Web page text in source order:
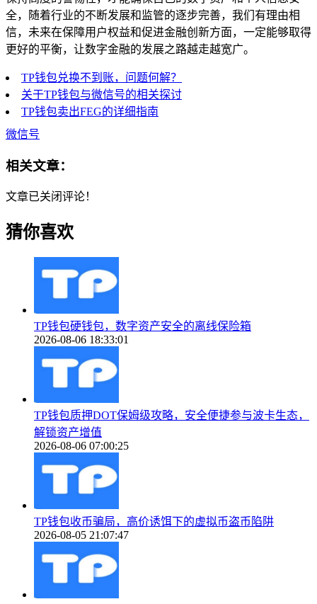
全，随着行业的不断发展和监管的逐步完善，我们有理由相
信，未来在保障用户权益和促进金融创新方面，一定能够取得
更好的平衡，让数字金融的发展之路越走越宽广。
TP钱包兑换不到账，问题何解？
关于TP钱包与微信号的相关探讨
TP钱包卖出FEG的详细指南
微信号
相关文章：
文章已关闭评论！
猜你喜欢
TP钱包硬钱包，数字资产安全的离线保险箱
2026-08-06 18:33:01
TP钱包质押DOT保姆级攻略，安全便捷参与波卡生态，
解锁资产增值
2026-08-06 07:00:25
TP钱包收币骗局，高价诱饵下的虚拟币盗币陷阱
2026-08-05 21:07:47